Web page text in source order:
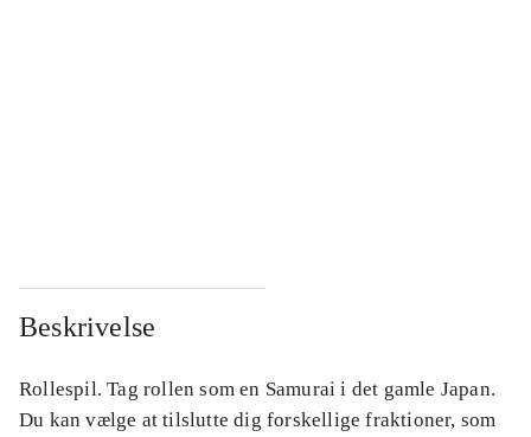
Beskrivelse
Rollespil. Tag rollen som en Samurai i det gamle Japan.
Du kan vælge at tilslutte dig forskellige fraktioner, som